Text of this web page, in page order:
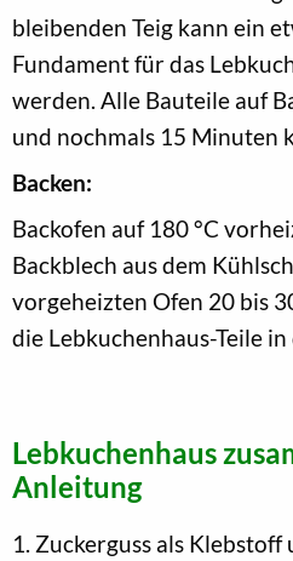
bleibenden Teig kann ein
Fundament für das
werden. Alle Bauteile auf
und nochmals 15 Minuten
Backen:
Backofen auf 180 °C
Backblech aus dem
vorgeheizten Ofen 20 bis
die Lebkuchenhaus-Teile
Lebkuchenhaus
Anleitung
1. Zuckerguss als